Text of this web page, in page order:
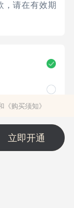
，请在有效期
《购买须知》
立即开通
有 ©2025